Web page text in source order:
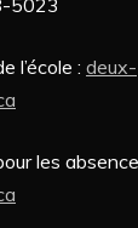
5023
l’école : deux-
les